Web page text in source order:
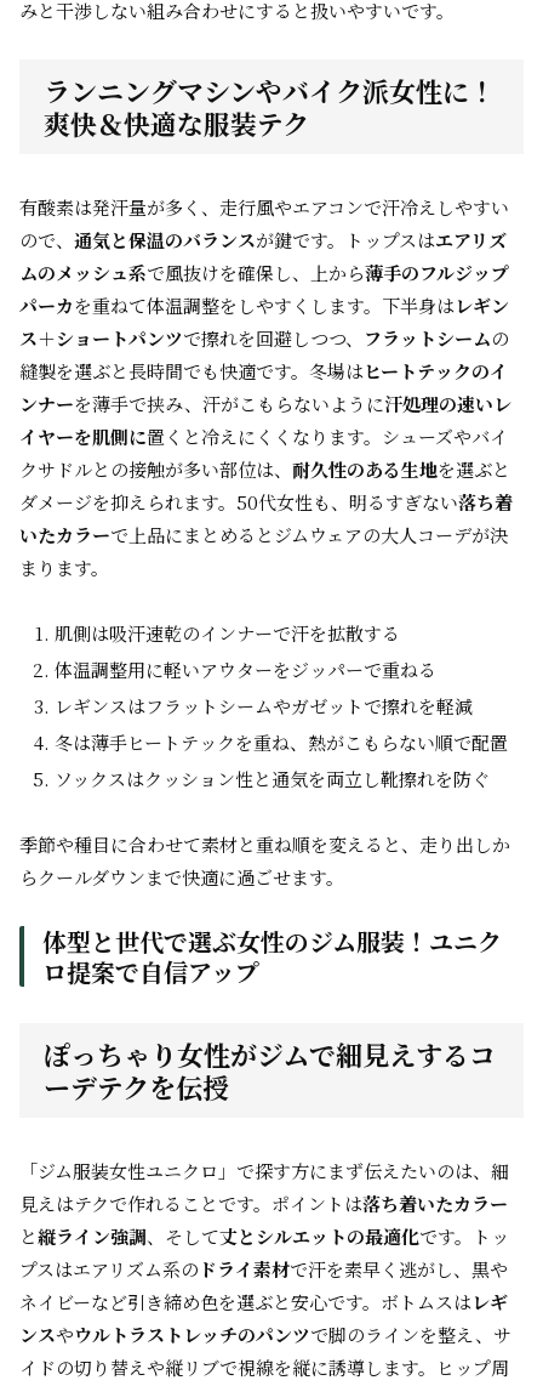
みと干渉しない組み合わせにすると扱いやすいです。
ランニングマシンやバイク派女性に！
爽快＆快適な服装テク
有酸素は発汗量が多く、走行風やエアコンで汗冷えしやすい
ので、 通気と保温のバランスが鍵です。トップスはエアリズ
ムのメッシュ系で風抜けを確保し、上から薄手のフルジップ
パーカを重ねて体温調整をしやすくします。下半身はレギン
ス＋ショートパンツで擦れを回避しつつ、 フラットシームの
縫製を選ぶと長時間でも快適です。冬場はヒートテックのイ
ンナーを薄手で挟み、汗がこもらないように汗処理の速いレ
イヤーを肌側に置くと冷えにくくなります。シューズやバイ
クサドルとの接触が多い部位は、 耐久性のある生地を選ぶと
ダメージを抑えられます。50代女性も、明るすぎない落ち着
いたカラーで上品にまとめるとジムウェアの大人コーデが決
まります。
肌側は吸汗速乾のインナーで汗を拡散する
体温調整用に軽いアウターをジッパーで重ねる
レギンスはフラットシームやガゼットで擦れを軽減
冬は薄手ヒートテックを重ね、熱がこもらない順で配置
ソックスはクッション性と通気を両立し靴擦れを防ぐ
季節や種目に合わせて素材と重ね順を変えると、走り出しか
らクールダウンまで快適に過ごせます。
体型と世代で選ぶ女性のジム服装！ユニク
ロ提案で自信アップ
ぽっちゃり女性がジムで細見えするコ
ーデテクを伝授
「ジム服装女性ユニクロ」で探す方にまず伝えたいのは、細
見えはテクで作れることです。ポイントは落ち着いたカラー
と縦ライン強調、そして丈とシルエットの最適化です。トッ
プスはエアリズム系の ドライ素材で汗を素早く逃がし、黒や
ネイビーなど引き締め色を選ぶと安心です。ボトムスはレギ
ンスやウルトラストレッチのパンツで脚のラインを整え、サ
イドの切り替えや縦リブで視線を縦に誘導します。ヒップ周